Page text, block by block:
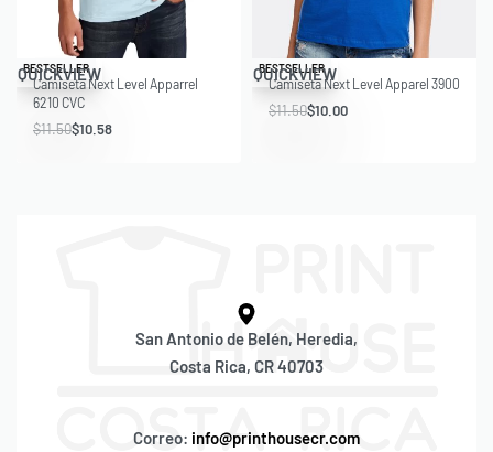
Save $0.92
BESTSELLER
QUICKVIEW
Camiseta Next Level Apparrel
6210 CVC
$11.50$10.58
Save $1.50
BESTSELLER
QUICKVIEW
Camiseta Next Level Apparel 3900
$11.50$10.00
San Antonio de Belén, Heredia,
Costa Rica, CR 40703
Correo: info@printhousecr.com